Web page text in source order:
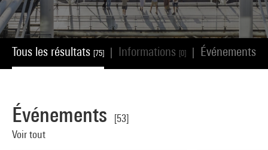
Tous les résultats [75] Informations [0] Événements
Événements
[53]
Voir tout